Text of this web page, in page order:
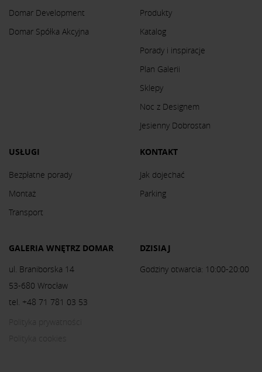
Domar Development
Domar Spółka Akcyjna
Produkty
Katalog
Porady i inspiracje
Plan Galerii
Sklepy
Noc z Designem
Jesienny Dobrostan
USŁUGI
Bezpłatne porady
Montaż
Transport
KONTAKT
Jak dojechać
Parking
GALERIA WNĘTRZ DOMAR
ul. Braniborska 14
53-680 Wrocław
tel. +48 71 781 03 53
DZISIAJ
Godziny otwarcia: 10:00-20:00